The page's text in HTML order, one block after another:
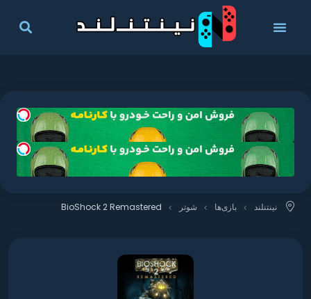
نینتنلند بازی‌ها شوتر BioShock 2 Remastered